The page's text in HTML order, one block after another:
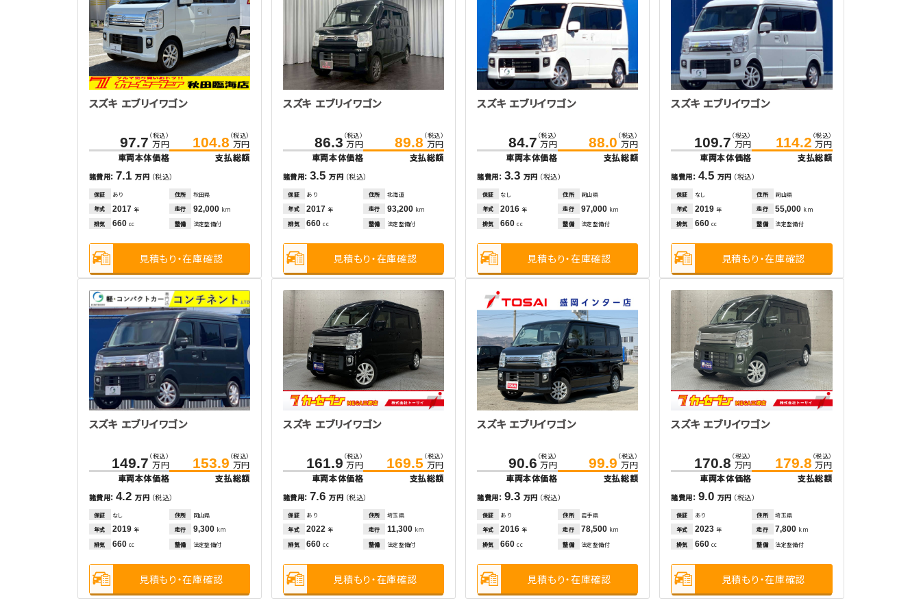
スズキ エブリイワゴン
97.7 （税込）
万円
車両本体価格
104.8 （税込）
万円
支払総額
諸費用： 7.1 万円 （税込）
保証 あり 住所
秋田県
年式
2017 年 走行 92,000 km
排気
660 cc 整備 法定整備付
見積もり・在庫確認
スズキ エブリイワゴン
86.3 （税込）
万円
車両本体価格
89.8 （税込）
万円
支払総額
諸費用：3.5万円 （税込）
保証 あり 住所
北海道
年式
2017年 走行 93,200 km
排気
660cc 整備 法定整備付
見積もり・在庫確認
スズキ エブリイワゴン
84.7 （税込）
万円
車両本体価格
88.0 （税込）
万円
支払総額
諸費用： 3.3 万円 （税込）
保証 なし 住所
岡山県
年式
2016年 走行 97,000 km
排気
660cc 整備 法定整備付
見積もり・在庫確認
スズキ エブリイワゴン
109.7 （税込）
万円
車両本体価格
114.2 （税込）
万円
支払総額
諸費用： 4.5 万円 （税込）
保証 なし 住所
岡山県
年式
2019 年 走行 55,000 km
排気
660 cc 整備 法定整備付
見積もり・在庫確認
スズキ エブリイワゴン
149.7 （税込）
万円
車両本体価格
153.9 （税込）
万円
支払総額
諸費用： 4.2 万円 （税込）
保証 なし 住所
岡山県
年式
2019 年 走行 9,300 km
排気
660 cc 整備 法定整備付
見積もり・在庫確認
スズキ エブリイワゴン
161.9 （税込）
万円
車両本体価格
169.5 （税込）
万円
支払総額
諸費用： 7.6万円 （税込）
保証 あり 住所
埼玉県
年式
2022年 走行 11,300 km
排気
660cc 整備 法定整備付
見積もり・在庫確認
スズキ エブリイワゴン
90.6 （税込）
万円
車両本体価格
99.9 （税込）
万円
支払総額
諸費用： 9.3 万円 （税込）
保証 あり 住所
岩手県
年式
2016年 走行 78,500 km
排気
660cc 整備 法定整備付
見積もり・在庫確認
スズキ エブリイワゴン
170.8 （税込）
万円
車両本体価格
179.8 （税込）
万円
支払総額
諸費用： 9.0 万円 （税込）
保証 あり 住所
埼玉県
年式
2023 年 走行 7,800 km
排気
660 cc 整備 法定整備付
見積もり・在庫確認